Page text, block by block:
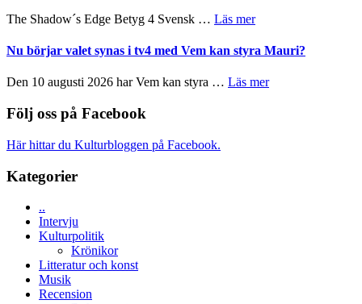
och
The Shadow´s Edge Betyg 4 Svensk … Läs merom
The
Edge
Nu börjar valet synas i tv4 med Vem kan styra Mauri?
Den 10 augusti 2026 har Vem kan styra … Läs merom
Följ oss på Facebook
Här hittar du Kulturbloggen på Facebook.
Kategorier
..
Intervju
Kulturpolitik
Krönikor
Litteratur och konst
Musik
Recension